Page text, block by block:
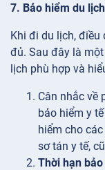
7. Bảo hiểm du lịch
Khi đi du lịch, điều
đủ. Sau đây là
lịch phù hợp và
Cân nhắc về
bảo hiểm y
hiểm cho
sơ tán y tế,
Thời hạn